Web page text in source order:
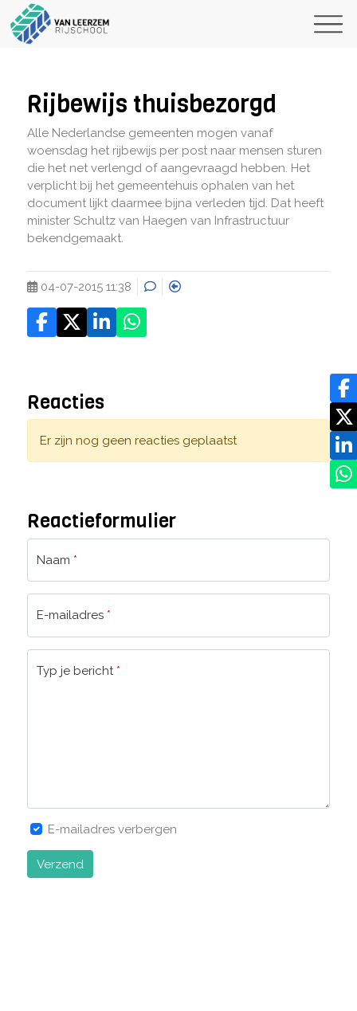
Rijbewijs thuisbezorgd
Alle Nederlandse gemeenten mogen vanaf
woensdag het rijbewijs per post naar mensen sturen
die het net verlengd of aangevraagd hebben. Het
verplicht bij het gemeentehuis ophalen van het
document lijkt daarmee bijna verleden tijd. Dat heeft
minister Schultz van Haegen van Infrastructuur
bekendgemaakt.
04-07-2015 11:38
Reacties
Er zijn nog geen reacties geplaatst
Reactieformulier
Naam *
E-mailadres *
Typ je bericht *
E-mailadres verbergen
Verzend